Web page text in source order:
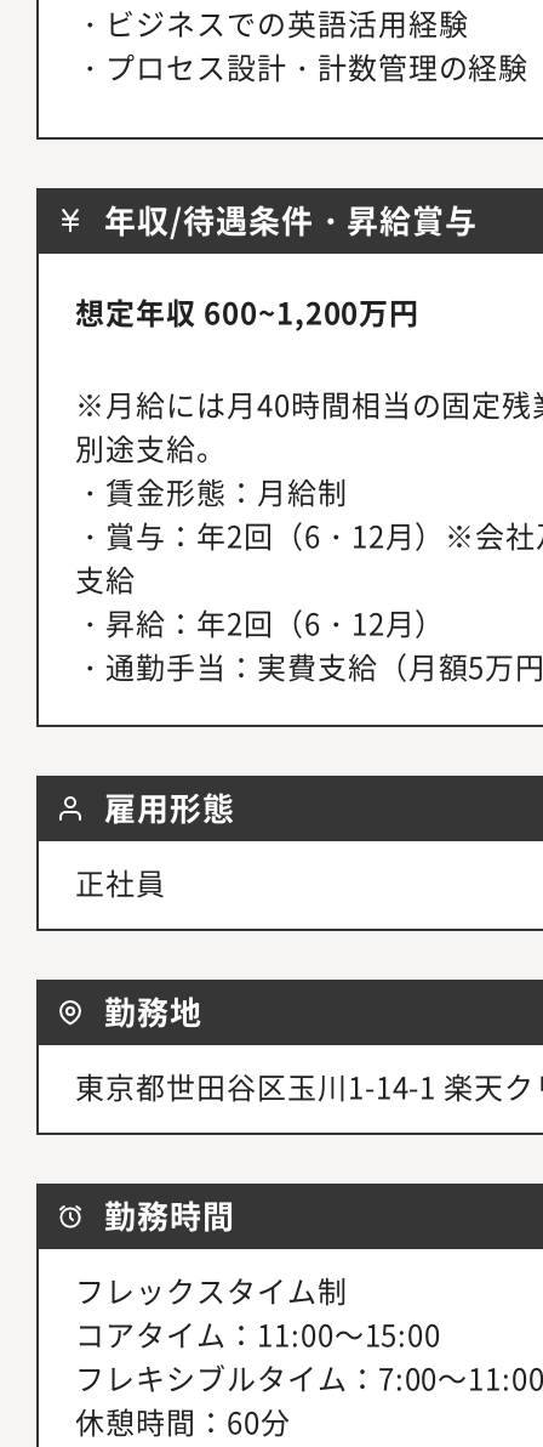
・ビジネスでの英語活用経験
・プロセス設計・計数管理の経験
年収/待遇条件・昇給賞与
想定年収 600~1,200万円
※月給には月40時間相当の固定残
別途支給。
・賃金形態：月給制
・賞与：年2回（6・12月）※会
支給
・昇給：年2回（6・12月）
・通勤手当：実費支給（月額5万
雇用形態
正社員
勤務地
東京都世田谷区玉川1-14-1 楽天
勤務時間
フレックスタイム制
コアタイム：11:00～15:00
フレキシブルタイム：7:00～
休憩時間：60分